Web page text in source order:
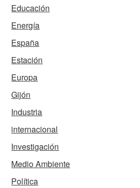
Educación
Energía
España
Estación
Europa
Gijón
Industria
internacional
Investigación
Medio Ambiente
Política